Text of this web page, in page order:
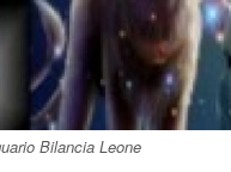
Bilancia Leone